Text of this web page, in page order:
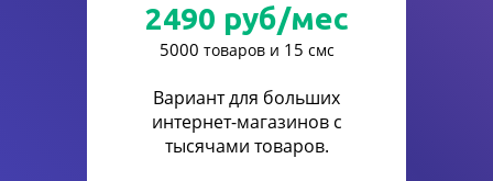
2490 руб/мес
5000 товаров и 15 смс
Вариант для больших
интернет-магазинов с
тысячами товаров.